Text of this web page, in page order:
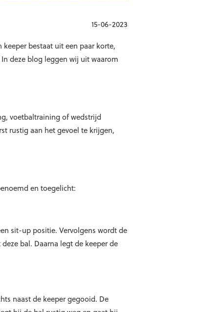
15-06-2023
bestaat uit een paar korte,
deze blog leggen wij uit waarom
voetbaltraining of wedstrijd
rustig aan het gevoel te krijgen,
en toegelicht:
sit-up positie. Vervolgens wordt de
bal. Daarna legt de keeper de
naast de keeper gegooid. De